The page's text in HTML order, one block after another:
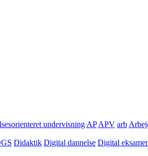
undervisning AP APV arb
Didaktik Digital dannelse Digital